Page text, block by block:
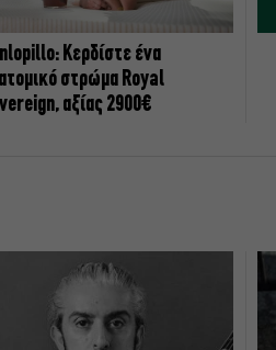
Κερδίστε ένα
στρώμα Royal
αξίας 2900€